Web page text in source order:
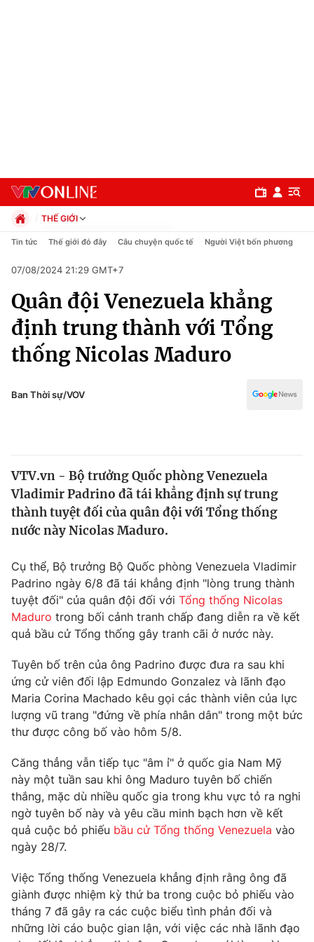
Chuyên mục
Chính trị
Xã hội
Pháp luật
Thế giới
Tin tức
Thế giới đó đây
Câu chuyện quốc tế
Kinh tế
Thị trường
Góc doanh nghiệp
Dữ liệu và đời sống
Truyền hình
Phim VTV
Hậu trường
Nhân vật
Khán giả
Giải trí
Điện ảnh
Âm nhạc
Sao
Đời sống
Du lịch
Làm đẹp
Chất lượng cuộc sống
Giáo dục
Tuyển sinh
Học trực tuyến
Công nghệ
Hitech Công nghệ tương lai
Sản phẩm
Thị trường
Tư vấn
Giao lưu trực tuyến
Lịch phát sóng
Chuyên mục khác
Emagazine Podcast
THẾ GIỚI
Chính trị
Pháp luật
Kinh tế
Thể thao
Truyền hình
Văn hóa - Giải trí
Y tế
Công nghệ
Tin tức Thế giới đó đây Câu chuyện quốc tế Người Việt bốn phương
07/08/2024 21:29 GMT+7
Quân đội Venezuela khẳng
định trung thành với Tổng
thống Nicolas Maduro
Ban Thời sự/VOV
VTV.vn - Bộ trưởng Quốc phòng Venezuela
Vladimir Padrino đã tái khẳng định sự trung
thành tuyệt đối của quân đội với Tổng thống
nước này Nicolas Maduro.
Cụ thể, Bộ trưởng Bộ Quốc phòng Venezuela Vladimir
Padrino ngày 6/8 đã tái khẳng định "lòng trung thành
tuyệt đối" của quân đội đối với Tổng thống Nicolas
Maduro trong bối cảnh tranh chấp đang diễn ra về kết
quả bầu cử Tổng thống gây tranh cãi ở nước này.
Tuyên bố trên của ông Padrino được đưa ra sau khi
ứng cử viên đối lập Edmundo Gonzalez và lãnh đạo
Maria Corina Machado kêu gọi các thành viên của lực
lượng vũ trang "đứng về phía nhân dân" trong một bức
thư được công bố vào hôm 5/8.
Căng thẳng vẫn tiếp tục "âm ỉ" ở quốc gia Nam Mỹ
này một tuần sau khi ông Maduro tuyên bố chiến
thắng, mặc dù nhiều quốc gia trong khu vực tỏ ra nghi
ngờ tuyên bố này và yêu cầu minh bạch hơn về kết
quả cuộc bỏ phiếu bầu cử Tổng thống Venezuela vào
ngày 28/7.
Việc Tổng thống Venezuela khẳng định rằng ông đã
giành được nhiệm kỳ thứ ba trong cuộc bỏ phiếu vào
tháng 7 đã gây ra các cuộc biểu tình phản đối và
những lời cáo buộc gian lận, với việc các nhà lãnh đạo